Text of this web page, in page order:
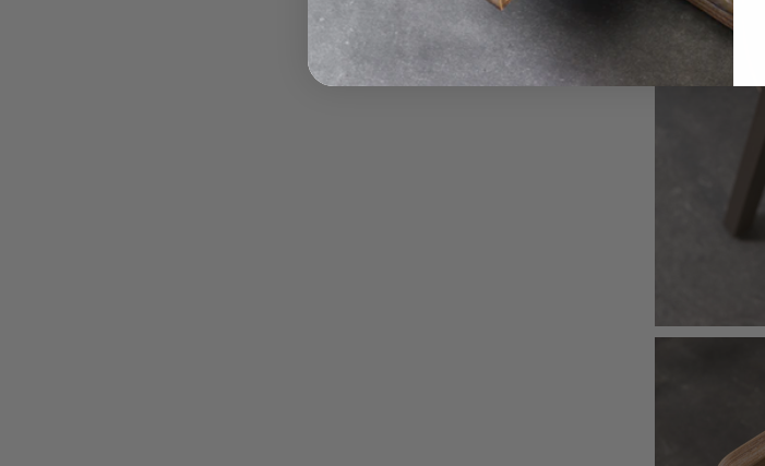
מעלות המזרן שרכש מלכתחילה , הלקוח לא יהיה זכאי להחזר על
ה. במידה ובעת החלפת המזרן הלקוח ירכוש מזרן יקר יותר עליו